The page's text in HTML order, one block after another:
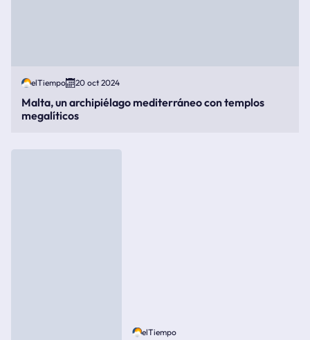
elTiempo 20 oct 2024
Malta, un archipiélago mediterráneo con templos
megalíticos
elTiempo